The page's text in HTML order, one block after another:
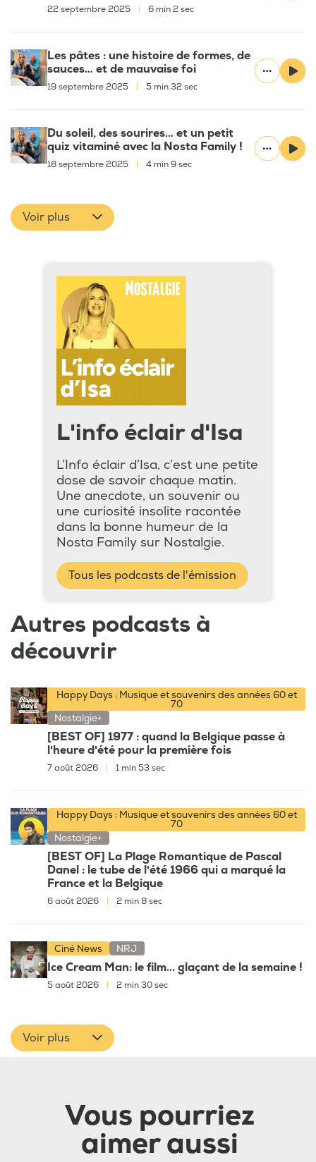
22 septembre 2025 6 min 2 sec
Les pâtes : une histoire de formes, de
sauces… et de mauvaise foi
19 septembre 2025 5 min 32 sec
Du soleil, des sourires… et un petit
quiz vitaminé avec la Nosta Family !
18 septembre 2025 4 min 9 sec
Voir plus
L'info éclair d'Isa
L’Info éclair d’Isa, c’est une petite
dose de savoir chaque matin.
Une anecdote, un souvenir ou
une curiosité insolite racontée
dans la bonne humeur de la
Nosta Family sur Nostalgie.
Tous les podcasts de l'émission
Autres podcasts à
découvrir
Happy Days : Musique et souvenirs des années 60 et
70
Nostalgie+
[BEST OF] 1977 : quand la Belgique passe à
l'heure d'été pour la première fois
7 août 2026 1 min 53 sec
Happy Days : Musique et souvenirs des années 60 et
70
Nostalgie+
[BEST OF] La Plage Romantique de Pascal
Danel : le tube de l'été 1966 qui a marqué la
France et la Belgique
6 août 2026 2 min 8 sec
Ciné News NRJ
Ice Cream Man: le film... glaçant de la semaine !
5 août 2026 2 min 30 sec
Voir plus
Vous pourriez
aimer aussi